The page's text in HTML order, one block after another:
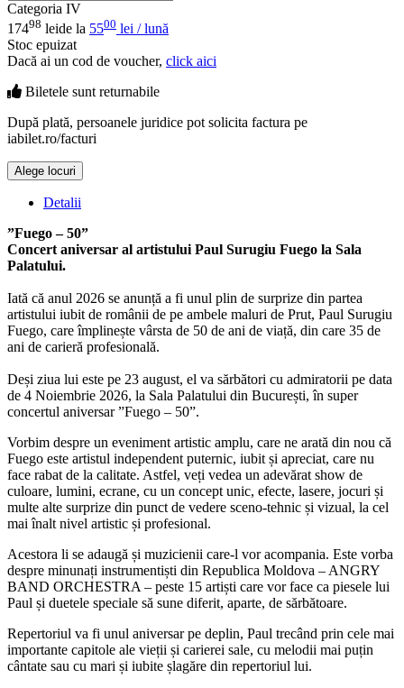
Categoria IV
17498 leide la 5500 lei / lună
Stoc epuizat
Dacă ai un cod de voucher, click aici
Biletele suntreturnabile
După plată, persoanele juridice pot solicita factura pe
iabilet.ro/facturi
Alege locuri
Detalii
”Fuego – 50”
Concert aniversar al artistului Paul Surugiu Fuego la Sala
Palatului.
Iată că anul 2026 se anunță a fi unul plin de surprize din partea
artistului iubit de românii de pe ambele maluri de Prut, Paul Surugiu
Fuego, care împlinește vârsta de 50 de ani de viață, din care 35 de
ani de carieră profesională.
Deși ziua lui este pe 23 august, el va sărbători cu admiratorii pe data
de 4 Noiembrie 2026, la Sala Palatului din București, în super
concertul aniversar ”Fuego – 50”.
Vorbim despre un eveniment artistic amplu, care ne arată din nou că
Fuego este artistul independent puternic, iubit și apreciat, care nu
face rabat de la calitate. Astfel, veți vedea un adevărat show de
culoare, lumini, ecrane, cu un concept unic, efecte, lasere, jocuri și
multe alte surprize din punct de vedere sceno-tehnic și vizual, la cel
mai înalt nivel artistic și profesional.
Acestora li se adaugă și muzicienii care-l vor acompania. Este vorba
despre minunați instrumentiști din Republica Moldova – ANGRY
BAND ORCHESTRA – peste 15 artiști care vor face ca piesele lui
Paul și duetele speciale să sune diferit, aparte, de sărbătoare.
Repertoriul va fi unul aniversar pe deplin, Paul trecând prin cele mai
importante capitole ale vieții și carierei sale, cu melodii mai puțin
cântate sau cu mari și iubite șlagăre din repertoriul lui.